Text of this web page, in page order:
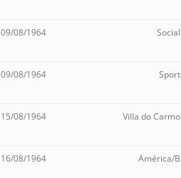
09/08/1964 Social
09/08/1964 Sport
15/08/1964 Villa do Carmo
16/08/1964 América/B